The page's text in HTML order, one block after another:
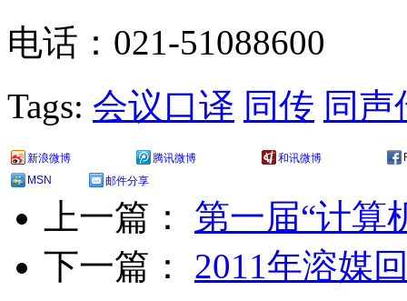
电话：021-51088600
Tags: 会议口译 同传 同声
新浪微博 腾讯微博 和讯微博
MSN
邮件分享
上一篇： 第一届“计算
下一篇： 2011年溶媒